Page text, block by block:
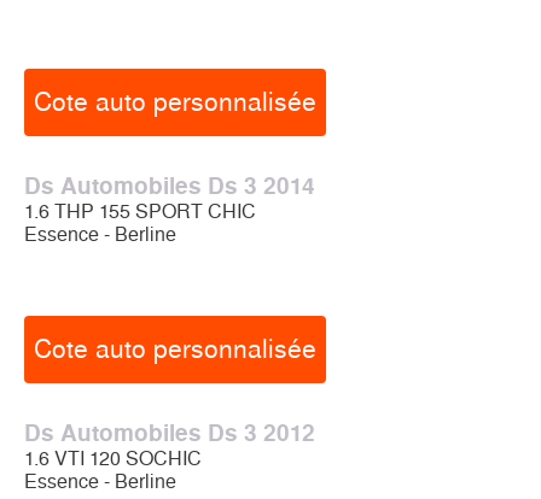
Cote auto personnalisée
Ds Automobiles Ds 3 2014
1.6 THP 155 SPORT CHIC
Essence - Berline
Cote auto personnalisée
Ds Automobiles Ds 3 2012
1.6 VTI 120 SOCHIC
Essence - Berline